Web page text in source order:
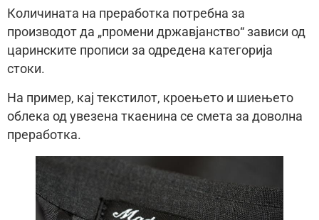
Количината на преработка потребна за
производот да „промени државјанство“ зависи од
царинските прописи за одредена категорија
стоки.
На пример, кај текстилот, кроењето и шиењето
облека од увезена ткаенина се смета за доволна
преработка.